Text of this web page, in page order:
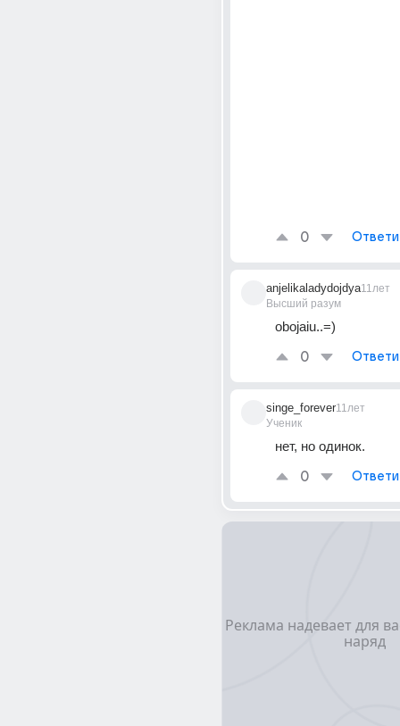
0
anjelikaladydojdya
Высший разум
11лет
obojaiu..=)
0
singe_forever
Ученик
11лет
нет, но одинок.
0